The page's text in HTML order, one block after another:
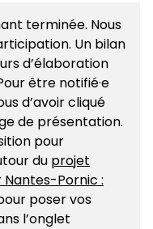
terminée. Nous
Un bilan
d’élaboration
être notifié·e
d’avoir cliqué
de présentation.
pour
du projet
Nantes-Pornic :
dans un nouvel
poser vos
l’onglet